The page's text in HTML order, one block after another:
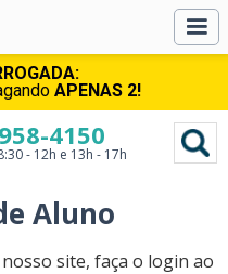
APENAS 2!
4150
- 12h e 13h - 17h
Aluno
site, faça o login ao